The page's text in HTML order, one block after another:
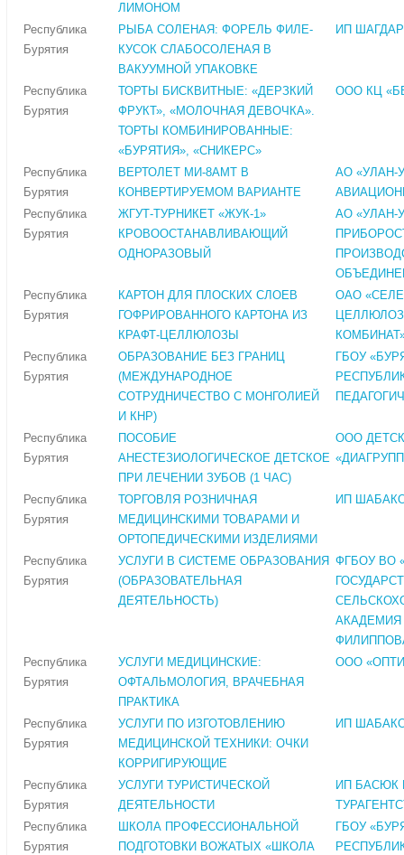
ЛИМОНОМ
Республика
Бурятия
РЫБА СОЛЕНАЯ: ФОРЕЛЬ ФИЛЕ-
КУСОК СЛАБОСОЛЕНАЯ В
ВАКУУМНОЙ УПАКОВКЕ
ИП
Республика
Бурятия
ТОРТЫ БИСКВИТНЫЕ: «ДЕРЗКИЙ
ФРУКТ», «МОЛОЧНАЯ ДЕВОЧКА».
ТОРТЫ КОМБИНИРОВАННЫЕ:
«БУРЯТИЯ», «СНИКЕРС»
ООО КЦ
Республика
Бурятия
ВЕРТОЛЕТ МИ-8АМТ В
КОНВЕРТИРУЕМОМ ВАРИАНТЕ
АО «УЛАН-
Республика
Бурятия
ЖГУТ-ТУРНИКЕТ «ЖУК-1»
КРОВООСТАНАВЛИВАЮЩИЙ
ОДНОРАЗОВЫЙ
АО «УЛАН-
Республика
Бурятия
КАРТОН ДЛЯ ПЛОСКИХ СЛОЕВ
ГОФРИРОВАННОГО КАРТОНА ИЗ
КРАФТ-ЦЕЛЛЮЛОЗЫ
ОАО
Республика
Бурятия
ОБРАЗОВАНИЕ БЕЗ ГРАНИЦ
(МЕЖДУНАРОДНОЕ
СОТРУДНИЧЕСТВО С МОНГОЛИЕЙ
И КНР)
ГБОУ
Республика
Бурятия
ПОСОБИЕ
АНЕСТЕЗИОЛОГИЧЕСКОЕ ДЕТСКОЕ
ПРИ ЛЕЧЕНИИ ЗУБОВ (1 ЧАС)
ООО
Республика
Бурятия
ТОРГОВЛЯ РОЗНИЧНАЯ
МЕДИЦИНСКИМИ ТОВАРАМИ И
ОРТОПЕДИЧЕСКИМИ ИЗДЕЛИЯМИ
ИП
Республика
Бурятия
УСЛУГИ В СИСТЕМЕ ОБРАЗОВАНИЯ
(ОБРАЗОВАТЕЛЬНАЯ
ДЕЯТЕЛЬНОСТЬ)
ФГБОУ ВО
АКАДЕМИЯ
Республика
Бурятия
УСЛУГИ МЕДИЦИНСКИЕ:
ОФТАЛЬМОЛОГИЯ, ВРАЧЕБНАЯ
ПРАКТИКА
ООО
Республика
Бурятия
УСЛУГИ ПО ИЗГОТОВЛЕНИЮ
МЕДИЦИНСКОЙ ТЕХНИКИ: ОЧКИ
КОРРИГИРУЮЩИЕ
ИП
Республика
Бурятия
УСЛУГИ ТУРИСТИЧЕСКОЙ
ДЕЯТЕЛЬНОСТИ
ИП БАСЮК
Республика
Бурятия
ШКОЛА ПРОФЕССИОНАЛЬНОЙ
ПОДГОТОВКИ ВОЖАТЫХ «ШКОЛА
ГБОУ